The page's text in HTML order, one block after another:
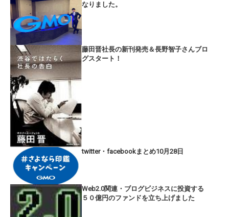
なりました。
藤田晋社長の新刊発売＆長野智子さんブロ
グスタート！
twitter・facebookまとめ10月28日
Web2.0関連・ブログビジネスに投資する
５０億円のファンドを立ち上げました